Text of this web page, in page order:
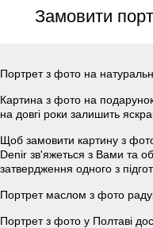
Замовити
Портрет з фото на
Картина з фото на
на довгі роки залишить
Щоб замовити картину з
Denir зв'яжеться з Вами та
затвердження одного з
Портрет маслом з фото
Портрет з фото у Полтаві